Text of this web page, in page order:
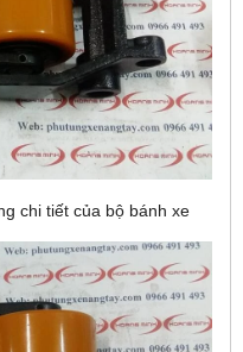
chi tiết của bộ bánh xe